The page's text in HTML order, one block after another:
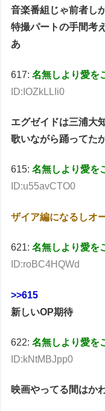
音楽番組じゃ前者し
特撮パートの手間考
あ
617:名無しより愛を
ID:IOZkLLIi0
エグゼイドは三浦大
歌いながら踊ってた
615:名無しより愛を
ID:u55avCTO0
ザイア編になるしオ
621:名無しより愛を
ID:roBC4HQWd
>>615
新しいOP期待
622:名無しより愛を
ID:kNtMBJpp0
映画やってる間はか